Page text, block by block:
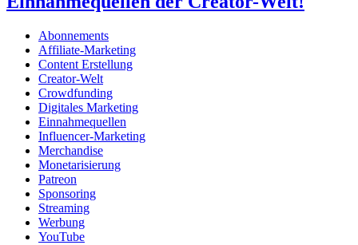
Abonnements
Affiliate-Marketing
Content Erstellung
Creator-Welt
Crowdfunding
Digitales Marketing
Einnahmequellen
Influencer-Marketing
Merchandise
Monetarisierung
Patreon
Sponsoring
Streaming
Werbung
YouTube